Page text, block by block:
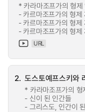
* 카라마조프가의 형제
- 카르마조프가의 형
- 카르마조프가의 형
- 카르마조프가의 형
URL
2. 도스토예프스키와
* 카라마조프가의 형
- 신이 된 인간들
- 그리스도, 인간이